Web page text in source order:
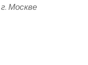
Москве